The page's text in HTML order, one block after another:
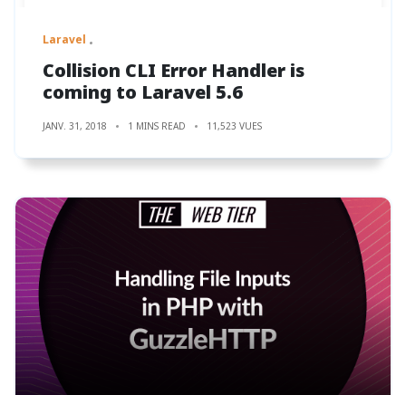
Laravel
Collision CLI Error Handler is
coming to Laravel 5.6
JANV. 31, 2018 1 MINS READ 11,523 VUES